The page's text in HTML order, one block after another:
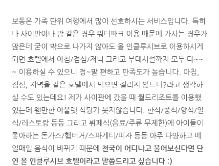
보통은 가족 단위 여행에서 많이 선호하시는 서비스입니다. 특히
나 사이판이나 괌 같은 경우 워터파크 이용 때문에 가시는 경우가
많은데 굳이 밖으로 나가지 않아도 올 인클루시브로 이용하시게
되면 호텔에서 아침/점심/저녁 그리고 부대시설까지 모두 다~~
~ 이용하실 수 있으니 정~말 편하고 만족도가 높습니다. 아침,
점심, 저녁을 같은 호텔에서 먹으면 질리지 않느냐?라고 생각하
실 수도 있는데요! 제가 사이판에 갔을 때 월드리조트를 이용했
었는데 웬만한 아울렛 식당가 못지않습니다. 한식/중식/양식/일
식/레스토랑 등등 그리고 뷔페식(음료/주류 무제한)에 아이들이
좋아하는 돈가스/햄버거/스파게티/피자 등등 아주 다양하고 매
일매일 음식이 바뀌기 때문에 천국이 어디냐고 물어보신다면 단
연 올 인클루시브 호텔이라고 말씀드리고 싶습니다 :)